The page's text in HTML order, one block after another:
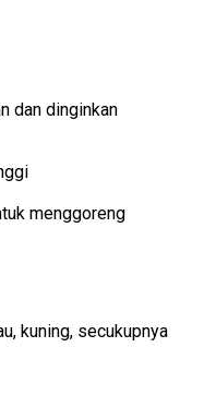
dan dinginkan
menggoreng
kuning, secukupnya